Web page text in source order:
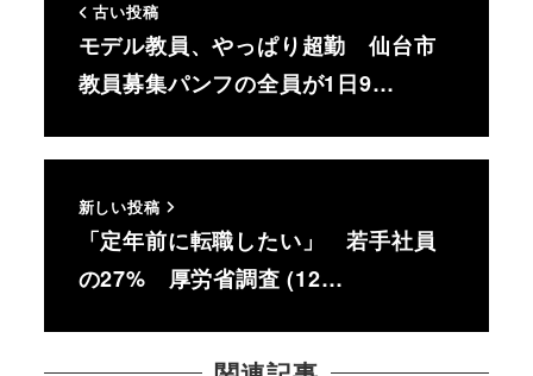
古い投稿
モデル教員、やっぱり超勤 仙台市
教員募集パンフの全員が1日9…
新しい投稿
「定年前に転職したい」 若手社員
の27% 厚労省調査 (12…